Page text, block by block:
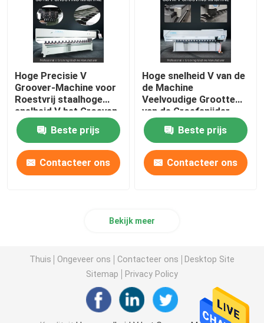
Hoge Precisie V
Groover-Machine voor
Roestvrij staalhoge
snelheid V het Groeven
Machine
Beste prijs
Contacteer ons
Hoge snelheid V van de
de Machine
Veelvoudige Grootte
van de Groefsnijder
CNC V het Groeven
MachineBeste prijs
Contacteer ons
Bekijk meer
Thuis Ongeveer ons Contacteer ons
Desktop Site
Sitemap
Privacy Policy